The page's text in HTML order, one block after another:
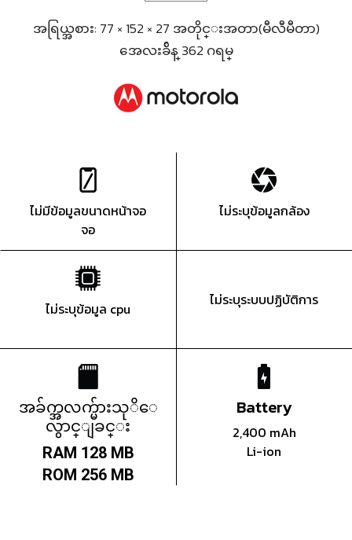
အရြယ္အစား: 77 × 152 × 27 အတိုင္းအတာ(မီလီမီတာ)
အေလးခ်ိန္ 362 ဂရမ္
ไม่มีข้อมูลขนาดหน้าจอ
จอ
ไม่ระบุข้อมูลกล้อง
ไม่ระบุข้อมูล cpu ไม่ระบุระบบปฏิบัติการ
အခ်က္အလက္မ်ားသုိေ
လွာင္ျခင္း
RAM 128 MB
ROM 256 MB
Battery
2,400 mAh
Li-ion